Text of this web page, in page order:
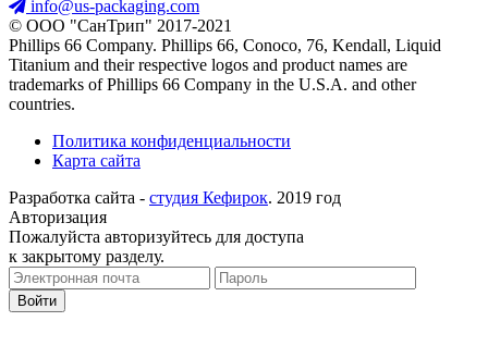
info@us-packaging.com
© ООО "СанТрип" 2017-2021
Phillips 66 Company. Phillips 66, Conoco, 76, Kendall, Liquid
Titanium and their respective logos and product names are
trademarks of Phillips 66 Company in the U.S.A. and other
countries.
Политика конфиденциальности
Карта сайта
Разработка сайта - студия Кефирок. 2019 год
Авторизация
Пожалуйста авторизуйтесь для доступа
к закрытому разделу.